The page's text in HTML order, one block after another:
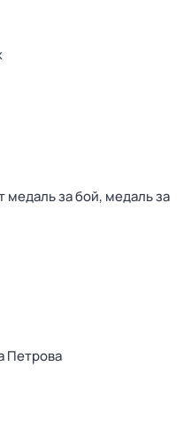
медаль за бой, медаль за
Петрова